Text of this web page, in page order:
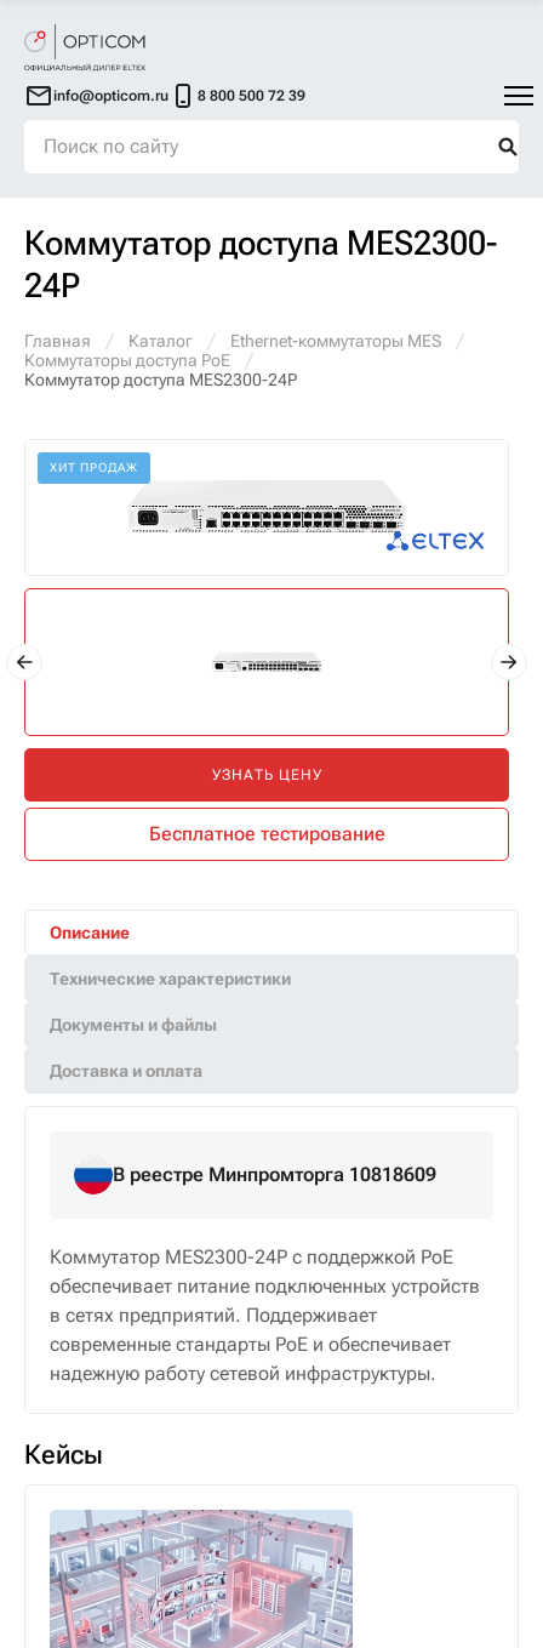
info@opticom.ru 8 800 500 72 39
Коммутатор доступа MES2300-
24P
Главная Каталог
Ethernet-коммутаторы MES
Коммутаторы доступа PoE
Коммутатор доступа MES2300-24P
ХИТ ПРОДАЖ
УЗНАТЬ ЦЕНУ
Бесплатное тестирование
Описание
Технические характеристики
Документы и файлы
Доставка и оплата
В реестре Минпромторга 10818609
Коммутатор MES2300-24P с поддержкой PoE
обеспечивает питание подключенных устройств
в сетях предприятий. Поддерживает
современные стандарты PoE и обеспечивает
надежную работу сетевой инфраструктуры.
Кейсы